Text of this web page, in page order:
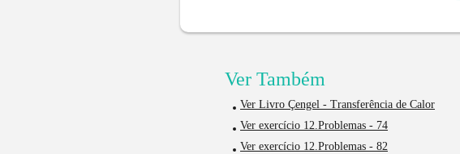
Ver Também
Ver Livro Çengel - Transferência de Calor
Ver exercício 12.Problemas - 74
Ver exercício 12.Problemas - 82